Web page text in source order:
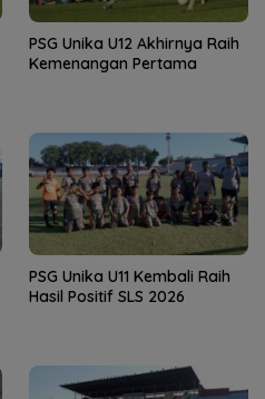
PSG Unika U12 Akhirnya Raih
Kemenangan Pertama
PSG Unika U11 Kembali Raih
Hasil Positif SLS 2026